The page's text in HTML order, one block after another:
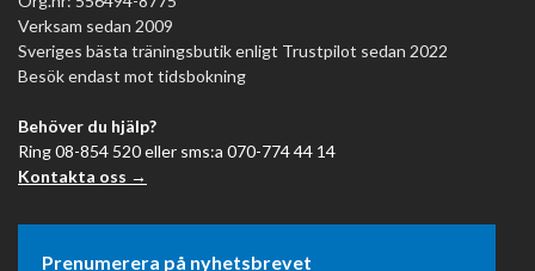
Verksam sedan 2009
Sveriges bästa träningsbutik enligt Trustpilot sedan 2022
Besök endast mot tidsbokning
Behöver du hjälp?
Ring 08-854 520 eller sms:a 070-774 44 14
Kontakta oss →
Prenumerera på nyhetsbrevet